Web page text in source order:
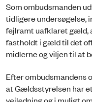
Som ombudsmanden
tidligere undersøgelse,
fejlramt uafklaret gæld,
fastholdt i gæld til det
midlerne og viljen til at
Efter ombudsmandens
at Gældsstyrelsen har